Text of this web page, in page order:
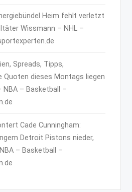
Heim fehlt verletzt
Wissmann – NHL –
Spreads, Tipps,
Quoten dieses Montags liegen
NBA – Basketball –
Cade Cunningham:
Detroit Pistons nieder,
– Basketball –